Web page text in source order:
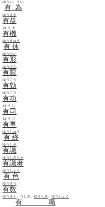
有為
ゆうい、うい
有益
ゆうえき
有機
ゆうき
有休
ゆうきゅう
有形
ゆうけい
有限
ゆうげん
有効
ゆうこう
有功
ゆうこう
有司
ゆうし
有事
ゆうじ
有終
ゆうしゅ う
有識
ゆうしき
有識者
ゆうしきしゃ
有色
ゆうしょく
有数
ゆうすう
有職
ゆうそく 、うしき、 ゆうしき 、 ゆうしょく